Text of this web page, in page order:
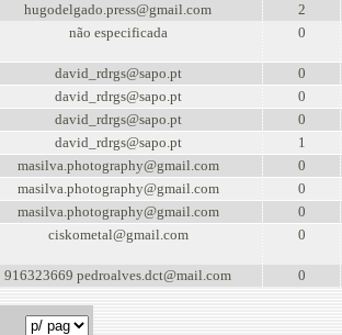
hugodelgado.press@gmail.com 2
não especificada 0
david_rdrgs@sapo.pt 0
david_rdrgs@sapo.pt 0
david_rdrgs@sapo.pt 0
david_rdrgs@sapo.pt 1
masilva.photography@gmail.com 0
masilva.photography@gmail.com 0
masilva.photography@gmail.com 0
ciskometal@gmail.com 0
916323669 pedroalves.dct@mail.com 0